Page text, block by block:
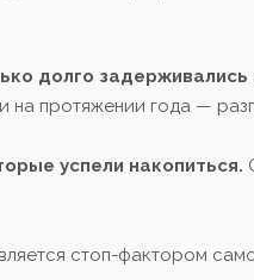
долго задерживались
на протяжении года —
успели накопиться.
стоп-фактором